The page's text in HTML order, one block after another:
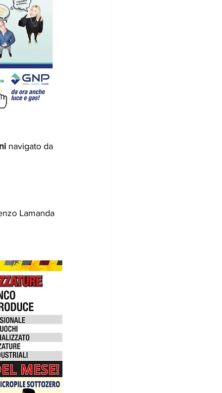
navigato da
Lamanda